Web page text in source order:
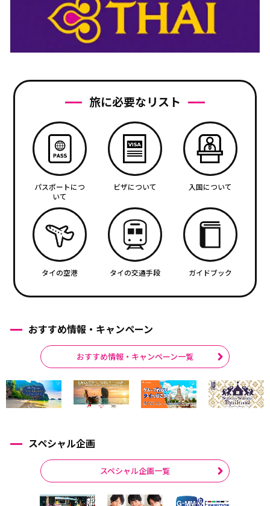
旅に必要なリスト
パスポートにつ
いて
ビザについて 入国について
タイの空港 タイの交通手段 ガイドブック
おすすめ情報・キャンペーン
おすすめ情報・キャンペーン一覧
スペシャル企画
スペシャル企画一覧